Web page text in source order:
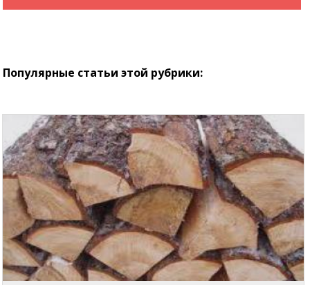
Популярные статьи этой рубрики: